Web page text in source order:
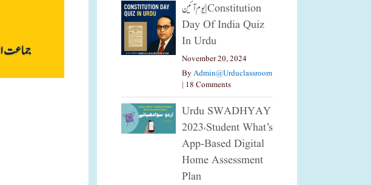
یوم آئین|constitution
Day Of India Quiz
In Urdu
November 20, 2024
ByAdmin@urduclassroom
| 18 Comments
Urdu SWADHYAY
2023،Student What’s
App-Based Digital
Home Assessment
Plan